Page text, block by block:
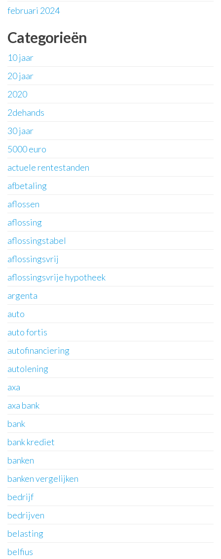
februari 2024
Categorieën
10 jaar
20 jaar
2020
2dehands
30 jaar
5000 euro
actuele rentestanden
afbetaling
aflossen
aflossing
aflossingstabel
aflossingsvrij
aflossingsvrije hypotheek
argenta
auto
auto fortis
autofinanciering
autolening
axa
axa bank
bank
bank krediet
banken
banken vergelijken
bedrijf
bedrijven
belasting
belfius